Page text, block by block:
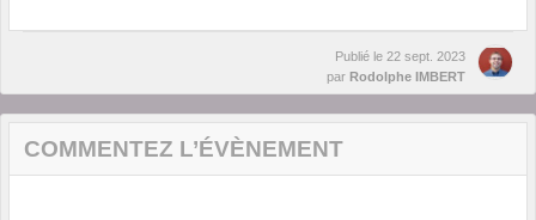
Publié le 22 sept. 2023
par Rodolphe IMBERT
COMMENTEZ L’ÉVÈNEMENT